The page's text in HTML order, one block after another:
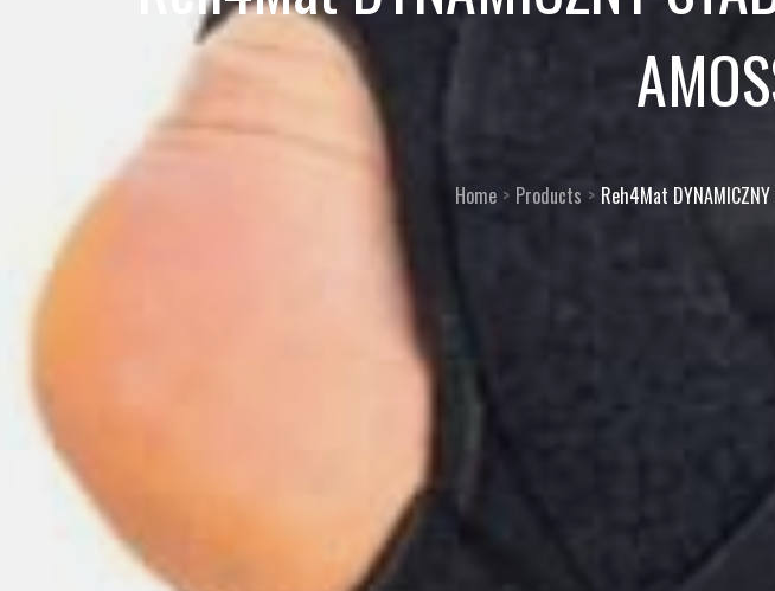
Home Products Reh4Mat DYNAMICZNY